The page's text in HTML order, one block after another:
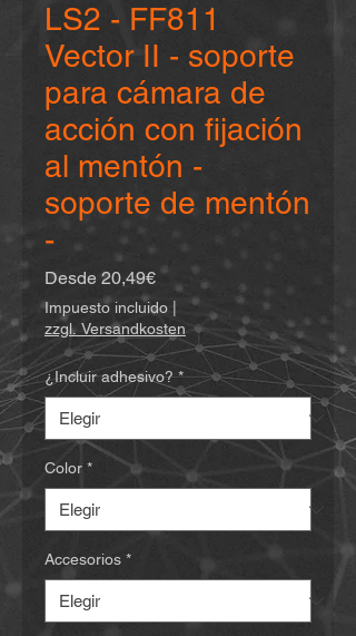
LS2 - FF811
Vector II - soporte
para cámara de
acción con fijación
al mentón -
soporte de mentón
-
Desde 20,49€Precio
de
oferta
Impuesto incluido
zzgl. Versandkosten
¿Incluir adhesivo? *
Color *
Accesorios *